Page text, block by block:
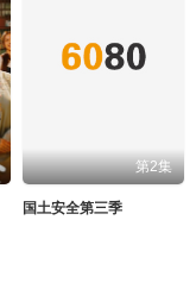
第2集
国土安全第三季